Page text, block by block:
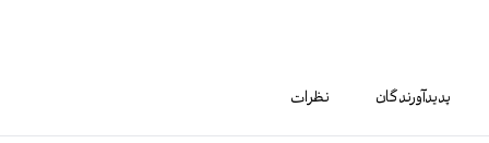
پدیدآورندگان نظرات